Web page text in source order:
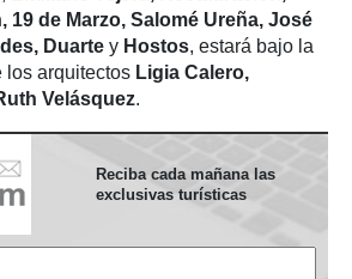
19 de Marzo, Salomé Ureña, José
Duarte y Hostos, estará bajo la
los arquitectos Ligia Calero,
Velásquez.
Reciba cada mañana las
exclusivas turísticas